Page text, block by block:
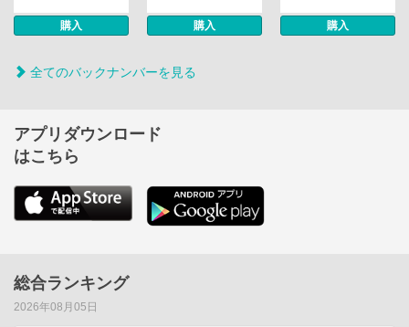
購入 購入 購入
全てのバックナンバーを見る
アプリダウンロード
はこちら
総合ランキング
2026年08月05日